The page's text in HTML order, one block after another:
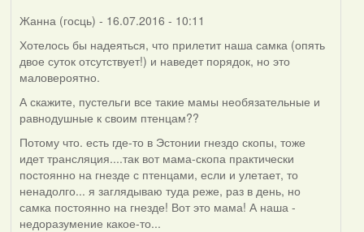
Жанна (госць) - 16.07.2016 - 10:11
Хотелось бы надеяться, что прилетит наша самка (опять
двое суток отсутствует!) и наведет порядок, но это
маловероятно.
А скажите, пустельги все такие мамы необязательные и
равнодушные к своим птенцам??
Потому что. есть где-то в Эстонии гнездо скопы, тоже
идет трансляция....так вот мама-скопа практически
постоянно на гнезде с птенцами, если и улетает, то
ненадолго... я заглядываю туда реже, раз в день, но
самка постоянно на гнезде! Вот это мама! А наша -
недоразумение какое-то...